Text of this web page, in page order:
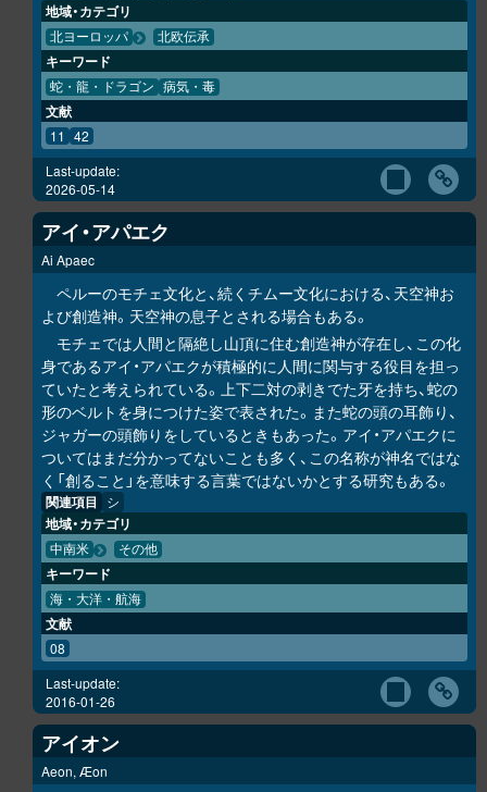
地域・カテゴリ
北ヨーロッパ 北欧伝承
キーワード
蛇・龍・ドラゴン 病気・毒
文献
11 42
Last-update:
2026-05-14
アイ・アパエク
Ai Apaec
ペルーのモチェ文化と、続くチムー文化における、天空神お
よび創造神。天空神の息子とされる場合もある。
モチェでは人間と隔絶し山頂に住む創造神が存在し、この化
身であるアイ・アパエクが積極的に人間に関与する役目を担っ
ていたと考えられている。上下二対の剥きでた牙を持ち、蛇の
形のベルトを身につけた姿で表された。また蛇の頭の耳飾り、
ジャガーの頭飾りをしているときもあった。アイ・アパエクに
ついてはまだ分かってないことも多く、この名称が神名ではな
く「創ること」を意味する言葉ではないかとする研究もある。
関連項目 シ
地域・カテゴリ
中南米 その他
キーワード
海・大洋・航海
文献
08
Last-update:
2016-01-26
アイオン
Aeon, Æon